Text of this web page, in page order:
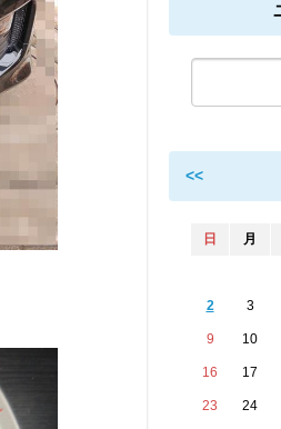
<<
日 月
2 3
9 10
16 17
23 24